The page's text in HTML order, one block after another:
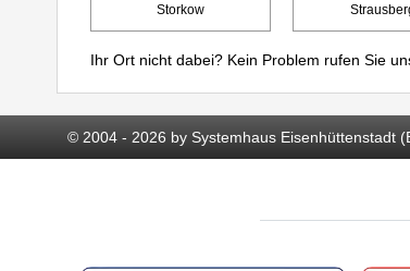
Storkow
Ihr Ort nicht dabei? Kein Problem rufen Sie
© 2004 - 2026 by Systemhaus Eisenhüttenstadt